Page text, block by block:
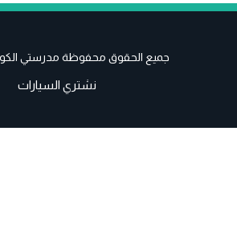
جميع الحقوق محفوظة مدرستي
نشتري السيارات